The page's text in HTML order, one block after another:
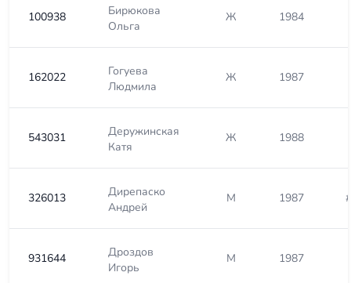
100938
Бирюкова
Ольга
Ж 1984
162022
Гогуева
Людмила
Ж 1987
543031
Деружинская
Катя
Ж 1988
326013
Дирепаско
Андрей
М 1987
931644
Дроздов
Игорь
М 1987